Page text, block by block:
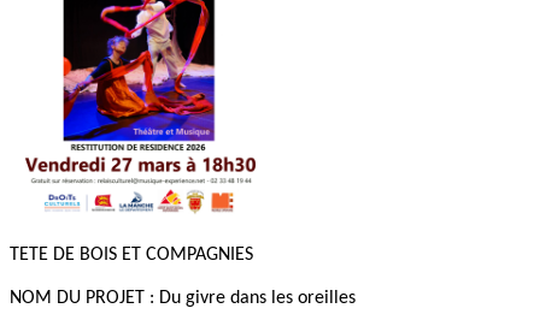
TETE DE BOIS ET COMPAGNIES
NOM DU PROJET : Du givre dans les oreilles